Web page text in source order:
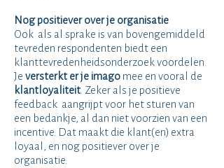
Nog positiever over je organisatie
Ook als al sprake is van bovengemiddeld
tevreden respondenten biedt een
klanttevredenheidsonderzoek voordelen.
Je versterkt er je imago mee en vooral de
klantloyaliteit. Zeker als je positieve
feedback aangrijpt voor het sturen van
een bedankje, al dan niet voorzien van een
incentive. Dat maakt die klant(en) extra
loyaal, en nog positiever over je
organisatie.